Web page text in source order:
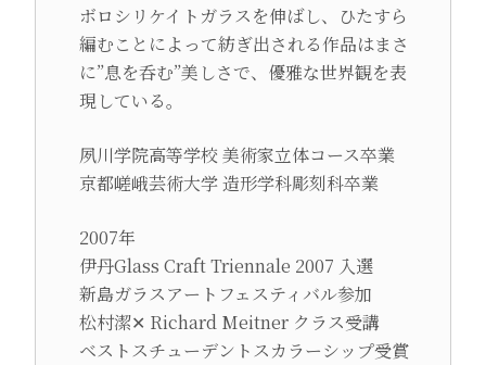
ボロシリケイトガラスを伸ばし、ひたすら
編むことによって紡ぎ出される作品はまさ
に”息を呑む”美しさで、優雅な世界観を表
現している。
夙川学院高等学校 美術家立体コース卒業
京都嵯峨芸術大学 造形学科彫刻科卒業
2007年
伊丹Glass Craft Triennale 2007 入選
新島ガラスアートフェスティバル参加
松村潔✕ Richard Meitner クラス受講
ベストスチューデントスカラーシップ受賞